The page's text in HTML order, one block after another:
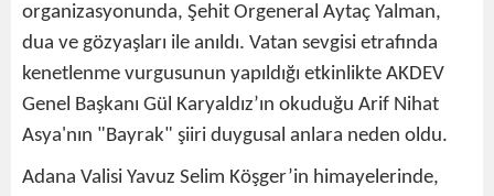
organizasyonunda, Şehit Orgeneral Aytaç Yalman,
dua ve gözyaşları ile anıldı. Vatan sevgisi etrafında
kenetlenme vurgusunun yapıldığı etkinlikte AKDEV
Genel Başkanı Gül Karyaldız’ın okuduğu Arif Nihat
Asya'nın "Bayrak" şiiri duygusal anlara neden oldu.
Adana Valisi Yavuz Selim Köşger’in himayelerinde,